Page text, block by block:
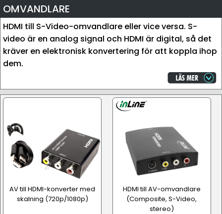
OMVANDLARE
HDMI till S-Video-omvandlare eller vice versa. S-
video är en analog signal och HDMI är digital, så det
kräver en elektronisk konvertering för att koppla ihop
dem.
AV till HDMI-konverter med
skalning (720p/1080p)
HDMI till AV-omvandlare
(Composite, S-Video,
stereo)